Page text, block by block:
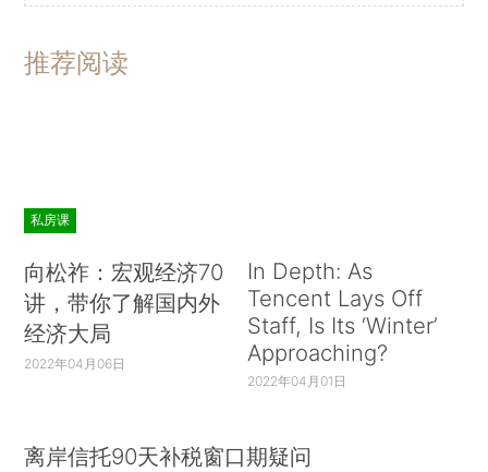
推荐阅读
私房课
向松祚：宏观经济70
讲，带你了解国内外
经济大局
2022年04月06日
In Depth: As
Tencent Lays Off
Staff, Is Its ‘Winter’
Approaching?
2022年04月01日
离岸信托90天补税窗口期疑问